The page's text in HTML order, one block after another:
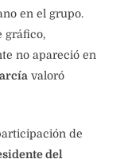
en el grupo.
gráfico,
no apareció en
valoró
de
del